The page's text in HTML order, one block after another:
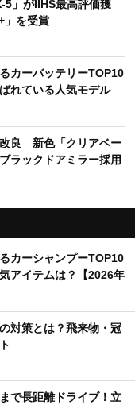
5」がIIHS最高評価獲
を受賞
カーバッテリーTOP10
れている人気モデル
改良 新色「クリアベー
ラックドアミラー採用
カーシャンプーTOP10
アイテムは？【2026年
対策とは？飛来物・冠
で長距離ドライブ！立